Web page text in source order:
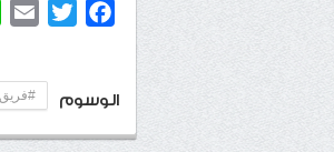
Facebook
الوسوم